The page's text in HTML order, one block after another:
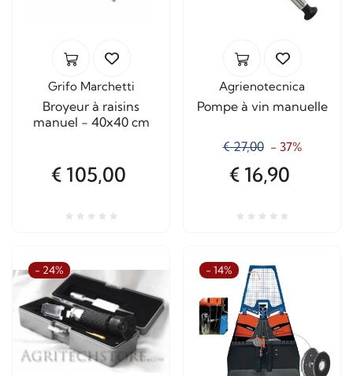
Grifo Marchetti
Broyeur à raisins
manuel - 40x40 cm
€ 105,00
Agrienotecnica
Pompe à vin manuelle
€ 27,00 - 37%
€ 16,90
- 24% - 14%